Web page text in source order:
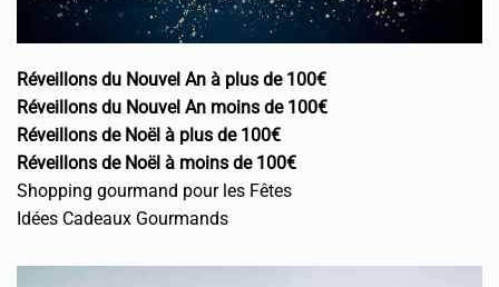
Réveillons du Nouvel An à plus de 100€
Réveillons du Nouvel An moins de 100€
Réveillons de Noël à plus de 100€
Réveillons de Noël à moins de 100€
Shopping gourmand pour les Fêtes
Idées Cadeaux Gourmands